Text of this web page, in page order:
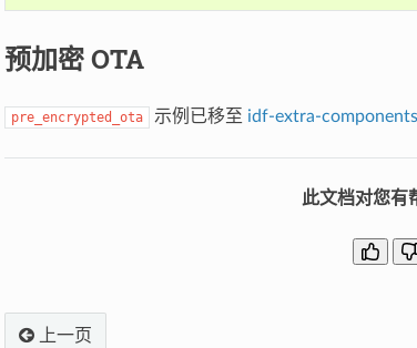
预加密 OTA
pre_encrypted_ota 示例已移至 idf-extra-components
此文档对您有
上一页